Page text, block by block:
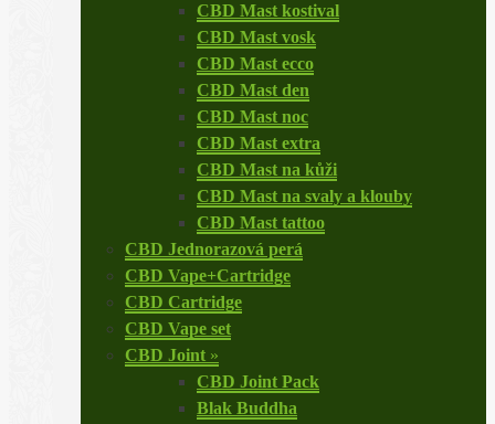
CBD Mast kostival
CBD Mast vosk
CBD Mast ecco
CBD Mast den
CBD Mast noc
CBD Mast extra
CBD Mast na kůži
CBD Mast na svaly a klouby
CBD Mast tattoo
CBD Jednorazová perá
CBD Vape+Cartridge
CBD Cartridge
CBD Vape set
CBD Joint »
CBD Joint Pack
Blak Buddha